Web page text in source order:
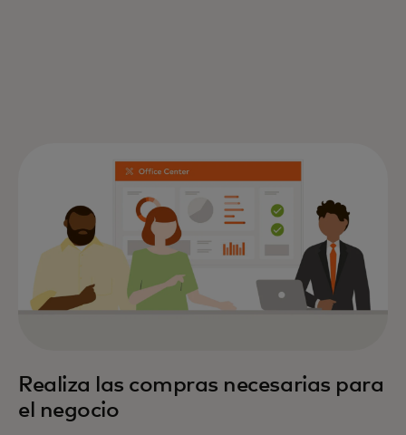
Realiza las compras necesarias para
el negocio